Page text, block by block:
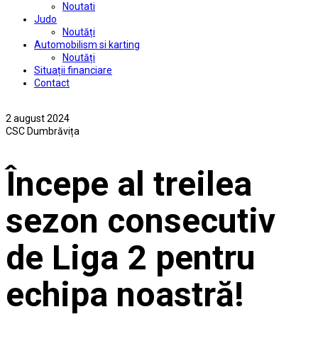
Noutati
Judo
Noutăți
Automobilism si karting
Noutăți
Situații financiare
Contact
2 august 2024
CSC Dumbrăvița
Începe al treilea
sezon consecutiv
de Liga 2 pentru
echipa noastră!